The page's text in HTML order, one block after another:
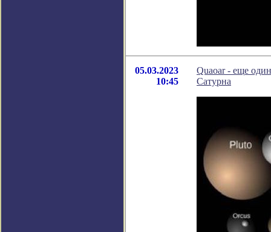
05.03.2023
10:45
Quaoar - еще
Сатурна